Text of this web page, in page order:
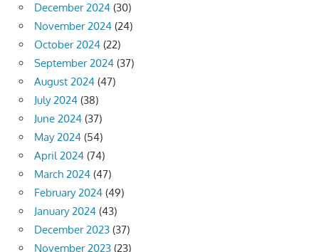
December 2024 (30)
November 2024 (24)
October 2024 (22)
September 2024 (37)
August 2024 (47)
July 2024 (38)
June 2024 (37)
May 2024 (54)
April 2024 (74)
March 2024 (47)
February 2024 (49)
January 2024 (43)
December 2023 (37)
November 2023 (23)